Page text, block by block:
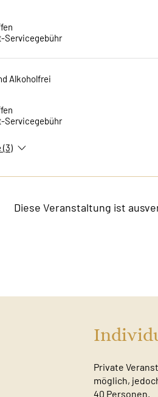
Servicegebühr
Alkoholfrei
Servicegebühr
(3)
Diese Veranstaltung ist
Private
möglich,
40 Personen.